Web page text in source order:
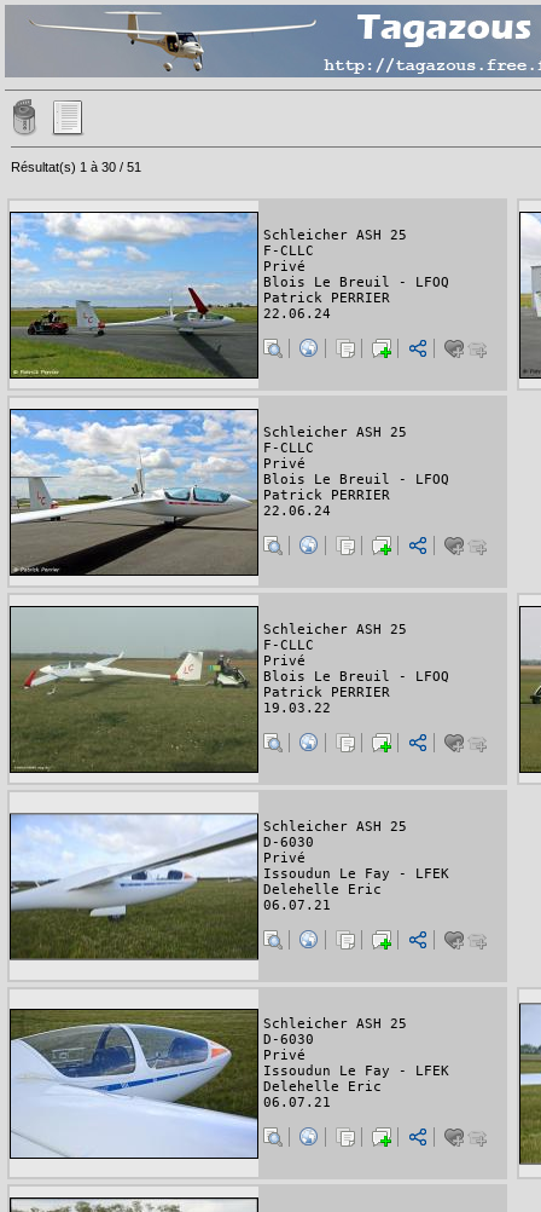
Résultat(s) 1 à 30 / 51
Schleicher ASH 25
F-CLLC
Privé
Blois Le Breuil - LFOQ
Patrick PERRIER
22.06.24
Schleicher ASH 25
F-CLLC
Privé
Blois Le Breuil - LFOQ
Patrick PERRIER
22.06.24
Schleicher ASH 25
F-CLLC
Privé
Blois Le Breuil - LFOQ
Patrick PERRIER
19.03.22
Schleicher ASH 25
D-6030
Privé
Issoudun Le Fay - LFEK
Delehelle Eric
06.07.21
Schleicher ASH 25
D-6030
Privé
Issoudun Le Fay - LFEK
Delehelle Eric
06.07.21